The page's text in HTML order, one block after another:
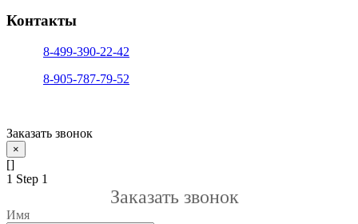
Контакты
8-499-390-22-42
8-905-787-79-52
Заказать звонок
×
[]
1 Step 1
Заказать звонок
Имя